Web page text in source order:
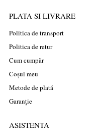
PLATA SI LIVRARE
Politica de transport
Politica de retur
Cum cumpăr
Coșul meu
Metode de plată
Garanție
ASISTENTA